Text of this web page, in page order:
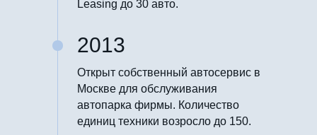
Leasing до 30 авто.
2013
Открыт собственный автосервис в
Москве для обслуживания
автопарка фирмы. Количество
единиц техники возросло до 150.